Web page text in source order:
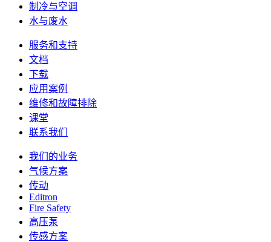
制冷与空调
水与废水
服务和支持
文档
下载
应用案例
维修和故障排除
课堂
联系我们
我们的业务
气候方案
传动
Editron
Fire Safety
高压泵
传感方案